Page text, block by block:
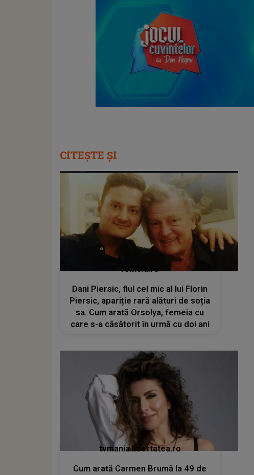
CITEȘTE ȘI
femeia.ro
Dani Piersic, fiul cel mic al lui Florin
Piersic, apariție rară alături de soția
sa. Cum arată Orsolya, femeia cu
care s-a căsătorit în urmă cu doi ani
tvmania.libertatea.ro
Cum arată Carmen Brumă la 49 de